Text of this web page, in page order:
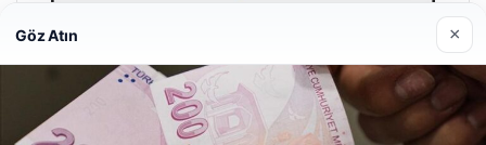
Hastaş Beton
26/05/2026
Göz Atın ×